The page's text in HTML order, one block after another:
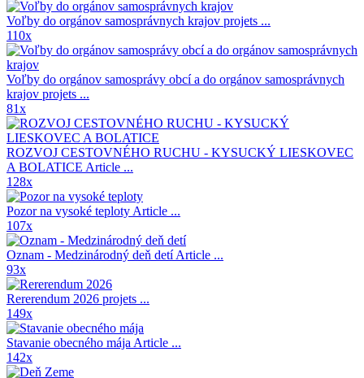
Voľby do orgánov samosprávnych krajov projets ...
110x
Voľby do orgánov samosprávy obcí a do orgánov samosprávnych
krajov projets ...
81x
ROZVOJ CESTOVNÉHO RUCHU - KYSUCKÝ LIESKOVEC
A BOLATICE Article ...
128x
Pozor na vysoké teploty Article ...
107x
Oznam - Medzinárodný deň detíArticle ...
93x
Rererendum 2026 projets ...
149x
Stavanie obecného mája Article ...
142x